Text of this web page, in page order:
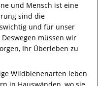
und Mensch ist eine
sind die
und für unser
müssen wir
Ihr Überleben zu
Wildbienenarten leben